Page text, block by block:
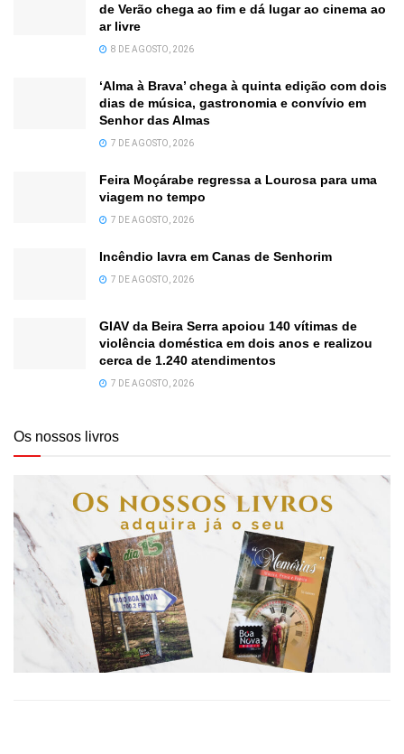
de Verão chega ao fim e dá lugar ao cinema ao
ar livre
8 DE AGOSTO, 2026
‘Alma à Brava’ chega à quinta edição com dois
dias de música, gastronomia e convívio em
Senhor das Almas
7 DE AGOSTO, 2026
Feira Moçárabe regressa a Lourosa para uma
viagem no tempo
7 DE AGOSTO, 2026
Incêndio lavra em Canas de Senhorim
7 DE AGOSTO, 2026
GIAV da Beira Serra apoiou 140 vítimas de
violência doméstica em dois anos e realizou
cerca de 1.240 atendimentos
7 DE AGOSTO, 2026
Os nossos livros